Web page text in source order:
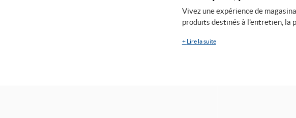
Vivez une expérience de
produits destinés à l'entretien, la
+ Lire la suite